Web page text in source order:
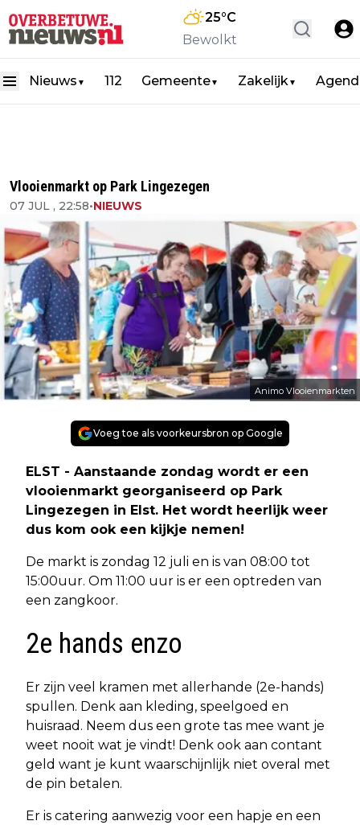
25°C
Bewolkt
Nieuws ▼ 112 Gemeente▼ Zakelijk▼
Vlooienmarkt op Park Lingezegen
07 JUL , 22:58•NIEUWS
Animo Vlooienmarkten
Voeg toe als voorkeursbron op Google
ELST - Aanstaande zondag wordt er een
vlooienmarkt georganiseerd op Park
Lingezegen in Elst. Het wordt heerlijk weer
dus kom ook een kijkje nemen!
De markt is zondag 12 juli en is van 08:00 tot
15:00uur. Om 11:00 uur is er een optreden van
een zangkoor.
2e hands enzo
Er zijn veel kramen met allerhande (2e-hands)
spullen. Denk aan kleding, speelgoed en
huisraad. Neem dus een grote tas mee want je
weet nooit wat je vindt! Denk ook aan contant
geld want je kunt waarschijnlijk niet overal met
de pin betalen.
Er is catering aanwezig voor een hapje en een